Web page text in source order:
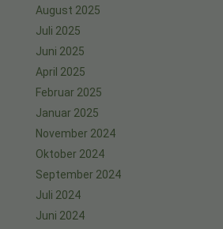
August 2025
Juli 2025
Juni 2025
April 2025
Februar 2025
Januar 2025
November 2024
Oktober 2024
September 2024
Juli 2024
Juni 2024